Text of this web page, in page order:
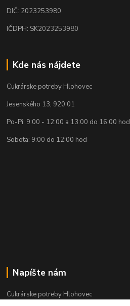
DIČ: 2023253980
IČDPH: SK2023253980
Kde nás nájdete
Cukrárske potreby Hlohovec
Jesenského 13, 920 01
Po-Pi: 9:00 - 12:00 a 13:00 do 16:00 hod
Sobota: 9:00 do 12:00 hod
Napíšte nám
Cukrárske potreby Hlohovec